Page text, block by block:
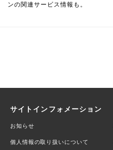
ンの関連サービス情報も。
サイトインフォメーション
お知らせ
個人情報の取り扱いについて